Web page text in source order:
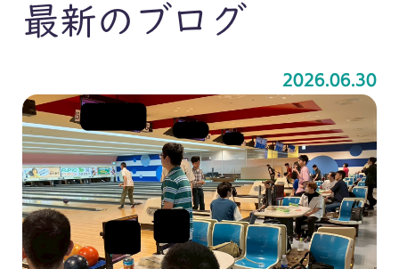
最新のブログ
2026.06.30